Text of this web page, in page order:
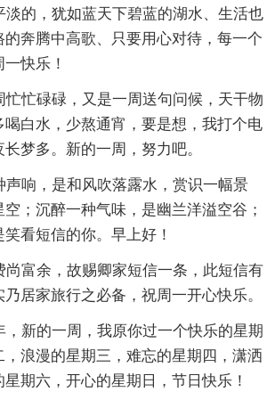
淡的，犹如蓝天下碧蓝的湖水、生活也
奔腾中高歌、只要用心对待，每一个
快乐！
忙忙碌碌，又是一周送句问候，天干物
白水，少熬通宵，要是想，我打个电
梦多。新的一周，努力吧。
声响，是和风吹落露水，赏识一幅景
；沉醉一种气味，是幽兰洋溢空谷；
看短信的你。早上好！
尚富余，故赐卿家短信一条，此短信有
居家旅行之必备，祝周一开心快乐。
，新的一周，我原你过一个快乐的星期
浪漫的星期三，难忘的星期四，潇洒
期六，开心的星期日，节日快乐！